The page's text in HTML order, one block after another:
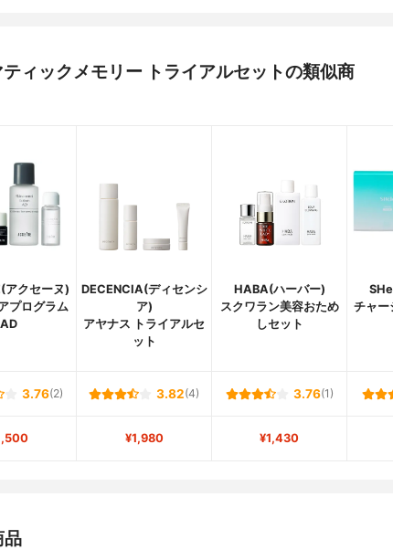
ィックメモリー トライアルセットの類似商
アクセーヌ)
プログラム
AD
DECENCIA(ディセンシ
ア)
アヤナス トライアルセ
ット
HABA(ハーバー)
スクワラン美容おため
しセット
チャー
3.76(2) 3.82(4) 3.76(1)
¥1,980 ¥1,430
品